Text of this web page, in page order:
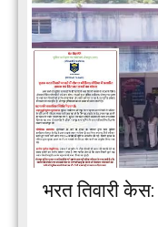
भरत तिवारी